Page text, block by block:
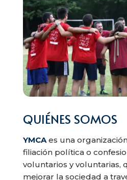
QUIÉNES SOMOS
YMCAes una
filiación política o
voluntarios y voluntarias,
mejorar la sociedad a